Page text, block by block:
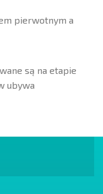
pierwotnym a
są na etapie
ubywa